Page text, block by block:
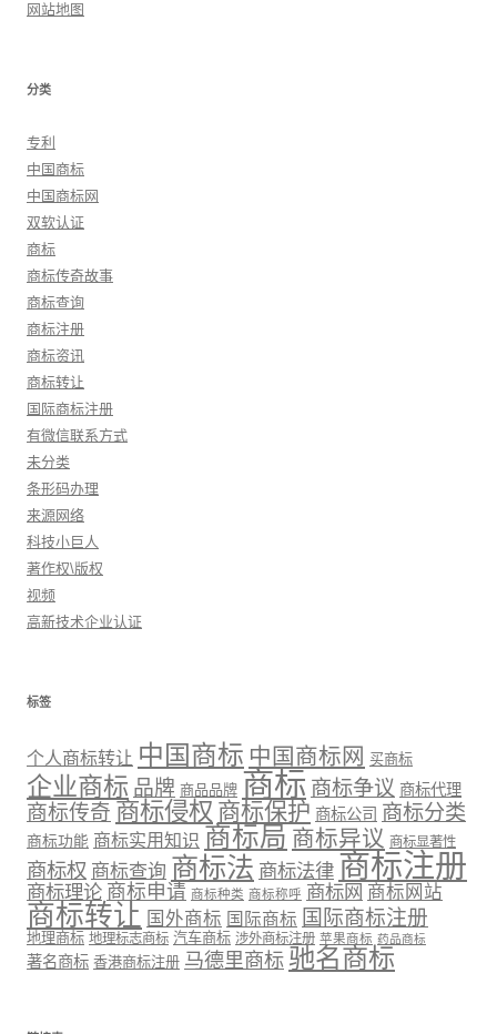
网站地图
分类
专利
中国商标
中国商标网
双软认证
商标
商标传奇故事
商标查询
商标注册
商标资讯
商标转让
国际商标注册
有微信联系方式
未分类
条形码办理
来源网络
科技小巨人
著作权\版权
视频
高新技术企业认证
标签
个人商标转让 中国商标 中国商标网 买商标
企业商标 品牌 商品品牌 商标 商标争议 商标代理
商标传奇 商标侵权 商标保护 商标公司 商标分类
商标功能 商标实用知识 商标局 商标异议 商标显著性
商标权 商标查询 商标法 商标法律 商标注册
商标理论 商标申请 商标种类 商标称呼 商标网 商标网站
商标转让 国外商标 国际商标 国际商标注册
地理商标 地理标志商标 汽车商标 涉外商标注册 苹果商标 药品商标
著名商标 香港商标注册 马德里商标 驰名商标